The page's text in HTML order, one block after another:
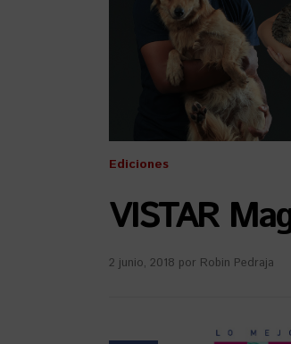
Ediciones
VISTAR
2 junio, 2018 por Robin Pedraja